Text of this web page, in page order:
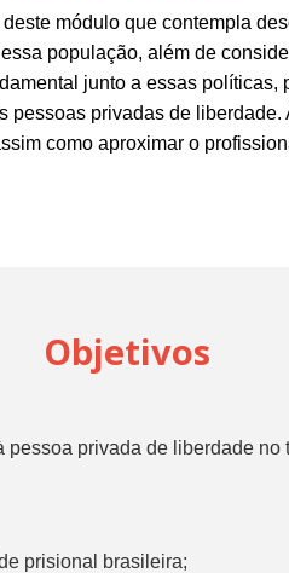
módulo que contempla
população, além de
junto a essas
privadas de
como aproximar o
Objetivos
privada de liberdade no
prisional brasileira;